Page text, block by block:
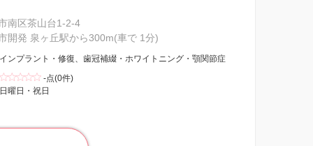
南区茶山台1-2-4
開発 泉ヶ丘駅から300m(車で 1分)
ンプラント・修復、歯冠補綴・ホワイトニング・顎関節症
-点(0件)
曜日・祝日